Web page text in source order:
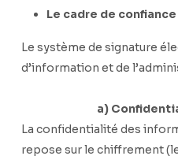
Le cadre de
Le système de signature
d’information et de
a)
La confidentialité des
repose sur le chiffrement